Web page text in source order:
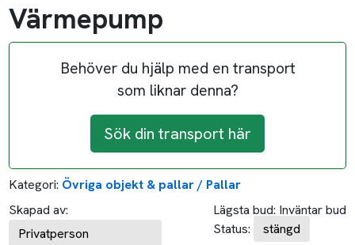
Värmepump
Behöver du hjälp med en transport
som liknar denna?
Sök din transport här
Kategori: Övriga objekt & pallar / Pallar
Skapad av:
Privatperson
Lägsta bud: Inväntar bud
Status:
stängd